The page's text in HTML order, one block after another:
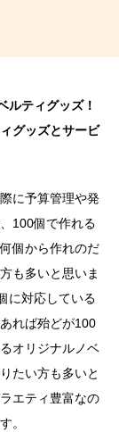
ルティグッズ！
グッズとサービ
に予算管理や発
100個で作れる
個から作れのだ
も多いと思いま
に対応している
れば殆どが100
オリジナルノベ
たい方も多いと
エティ豊富なの
。